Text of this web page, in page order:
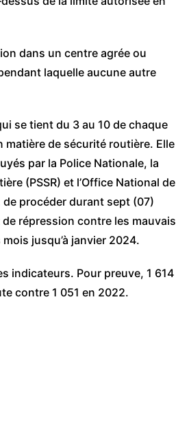
dans un centre agrée ou
laquelle aucune autre
se tient du 3 au 10 de chaque
de sécurité routière. Elle
par la Police Nationale, la
(PSSR) et l’Office National de
de procéder durant sept (07)
répression contre les mauvais
jusqu’à janvier 2024.
indicateurs. Pour preuve, 1 614
contre 1 051 en 2022.